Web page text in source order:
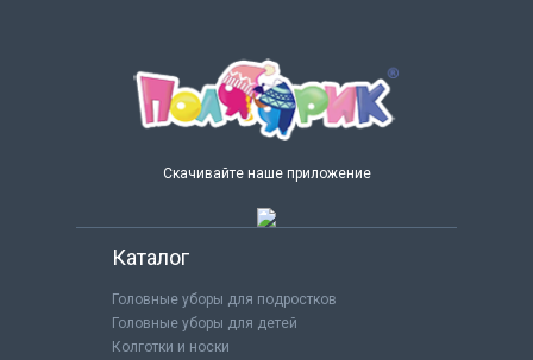
Скачивайте наше приложение
Каталог
Головные уборы для подростков
Головные уборы для детей
Колготки и носки